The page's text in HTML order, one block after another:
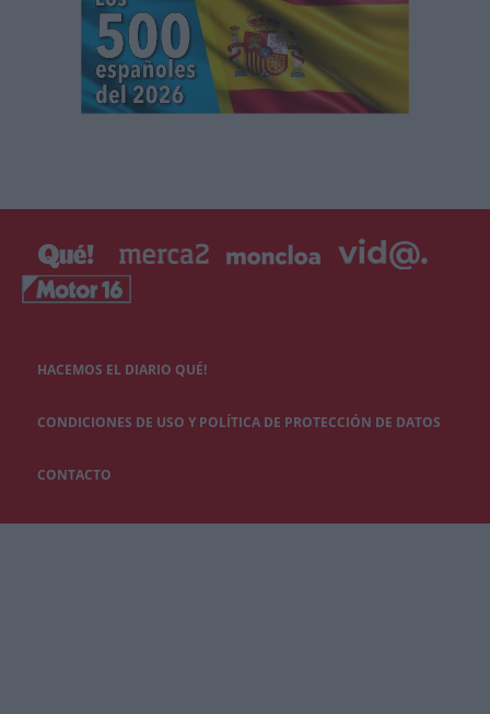
HACEMOS EL DIARIO QUÉ!
CONDICIONES DE USO Y POLÍTICA DE PROTECCIÓN DE DATOS
CONTACTO